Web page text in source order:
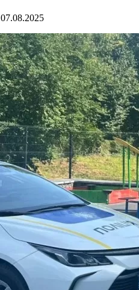
07.08.2025